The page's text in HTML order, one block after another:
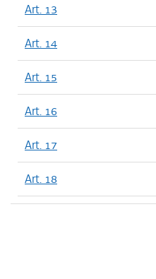
Art. 13
Art. 14
Art. 15
Art. 16
Art. 17
Art. 18